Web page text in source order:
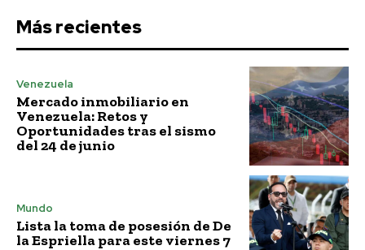
Más recientes
Venezuela
Mercado inmobiliario en
Venezuela: Retos y
Oportunidades tras el sismo
del 24 de junio
Mundo
Lista la toma de posesión de De
la Espriella para este viernes 7